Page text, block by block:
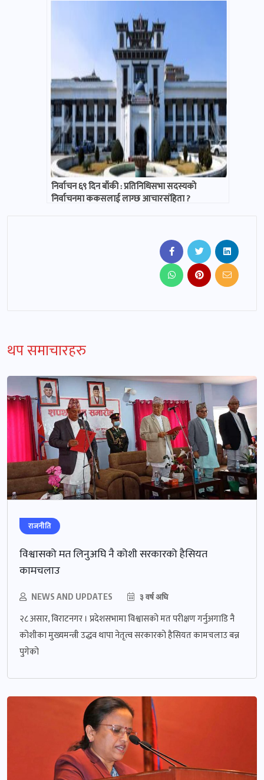
निर्वाचन ६९ दिन बाँकी : प्रतिनिधिसभा सदस्यको
निर्वाचनमा ककसलाई लाग्छ आचारसंहिता ?
थप समाचारहरु
राजनीति
विश्वासको मत लिनुअघि नै कोशी सरकारको हैसियत
कामचलाउ
NEWS AND UPDATES ३ वर्ष अघि
२८ असार, विराटनगर । प्रदेशसभामा विश्वासको मत परीक्षण गर्नुअगाडि नै
कोशीका मुख्यमन्त्री उद्धव थापा नेतृत्व सरकारको हैसियत कामचलाउ बन्न
पुगेको